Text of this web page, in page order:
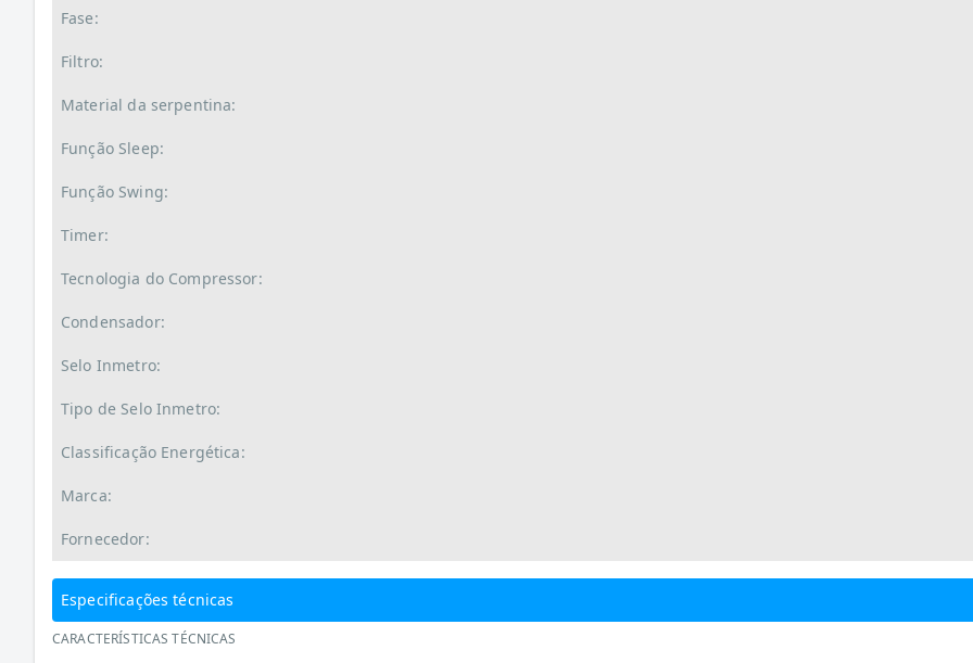
Fase:
Filtro:
Material da serpentina:
Função Sleep:
Função Swing:
Timer:
Tecnologia do Compressor:
Condensador:
Selo Inmetro:
Tipo de Selo Inmetro:
Classificação Energética:
Marca:
Fornecedor:
Especificações técnicas
CARACTERÍSTICAS TÉCNICAS